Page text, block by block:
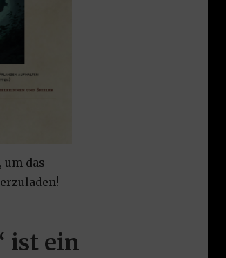
um das
ist ein